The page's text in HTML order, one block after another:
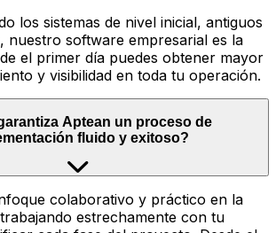
los sistemas de nivel inicial, antiguos
nuestro software empresarial es la
el primer día puedes obtener mayor
y visibilidad en toda tu operación.
Aptean un proceso de
fluido y exitoso?
colaborativo y práctico en la
estrechamente con tu